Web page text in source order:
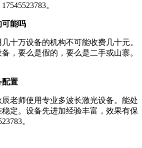
。
可能吗
十万设备的机构不可能收费几十元。
，要么是假的，要么是二手或山寨。
配置
老师使用专业多波长激光设备。能处
定。设备先进加经验丰富，效果有保
。